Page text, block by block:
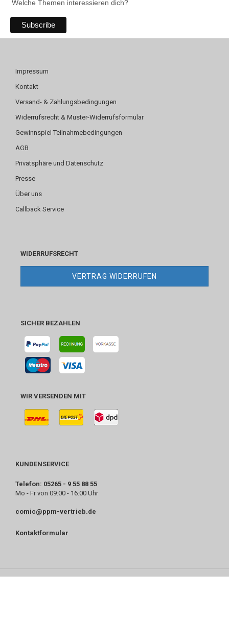
Welche Themen interessieren dich?
Impressum
Kontakt
Versand- & Zahlungsbedingungen
Widerrufsrecht & Muster-Widerrufsformular
Gewinnspiel Teilnahmebedingungen
AGB
Privatsphäre und Datenschutz
Presse
Über uns
Callback Service
WIDERRUFSRECHT
VERTRAG WIDERRUFEN
SICHER BEZAHLEN
WIR VERSENDEN MIT
KUNDENSERVICE
Telefon: 05265 - 9 55 88 55
Mo - Fr von 09:00 - 16:00 Uhr
comic@ppm-vertrieb.de
Kontaktformular